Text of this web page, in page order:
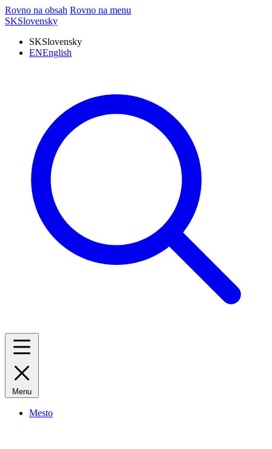
Rovno na obsah Rovno na menu
SKSlovensky
SKSlovensky
ENEnglish
Menu
Mesto